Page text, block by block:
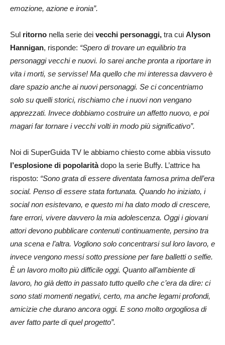
emozione, azione e ironia”.
Sul ritorno nella serie dei vecchi personaggi, tra cui Alyson
Hannigan, risponde: “Spero di trovare un equilibrio tra
personaggi vecchi e nuovi. Io sarei anche pronta a riportare in
vita i morti, se servisse! Ma quello che mi interessa davvero è
dare spazio anche ai nuovi personaggi. Se ci concentriamo
solo su quelli storici, rischiamo che i nuovi non vengano
apprezzati. Invece dobbiamo costruire un affetto nuovo, e poi
magari far tornare i vecchi volti in modo più significativo”.
Noi di SuperGuida TV le abbiamo chiesto come abbia vissuto
l’esplosione di popolaritàdopo la serie Buffy. L’attrice ha
risposto: “Sono grata di essere diventata famosa prima dell’era
social. Penso di essere stata fortunata. Quando ho iniziato, i
social non esistevano, e questo mi ha dato modo di crescere,
fare errori, vivere davvero la mia adolescenza. Oggi i giovani
attori devono pubblicare contenuti continuamente, persino tra
una scena e l’altra. Vogliono solo concentrarsi sul loro lavoro, e
invece vengono messi sotto pressione per fare balletti o selfie.
È un lavoro molto più difficile oggi. Quanto all’ambiente di
lavoro, ho già detto in passato tutto quello che c’era da dire: ci
sono stati momenti negativi, certo, ma anche legami profondi,
amicizie che durano ancora oggi. E sono molto orgogliosa di
aver fatto parte di quel progetto”.